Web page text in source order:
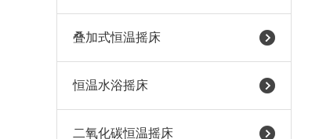
叠加式恒温摇床
恒温水浴摇床
二氧化碳恒温摇床